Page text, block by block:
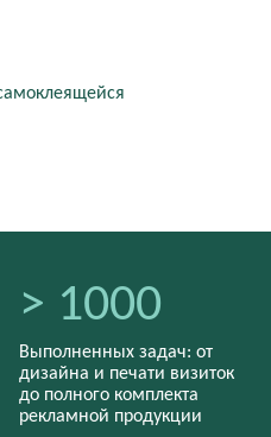
> 1000
Выполненных задач: от
дизайна и печати визиток
до полного комплекта
рекламной продукции